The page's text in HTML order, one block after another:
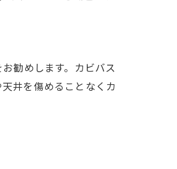
勧めします。カビバス
井を傷めることなくカ